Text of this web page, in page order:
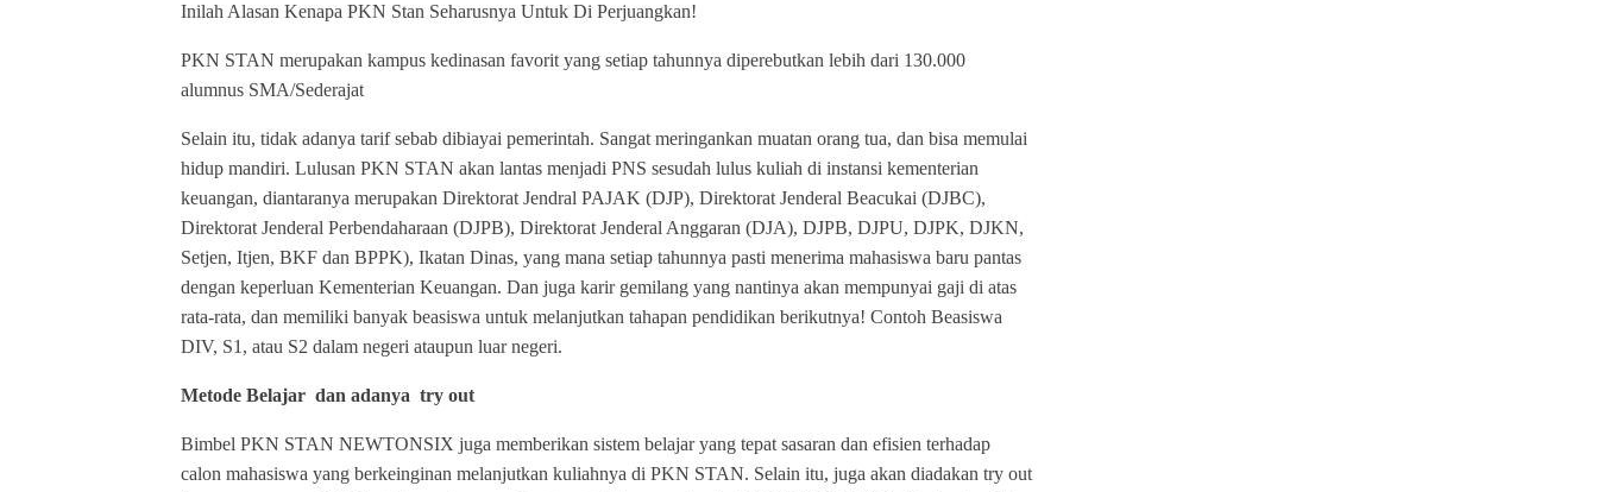
Inilah Alasan Kenapa PKN Stan Seharusnya Untuk Di Perjuangkan!
PKN STAN merupakan kampus kedinasan favorit yang setiap tahunnya diperebutkan lebih dari 130.000
alumnus SMA/Sederajat
Selain itu, tidak adanya tarif sebab dibiayai pemerintah. Sangat meringankan muatan orang tua, dan bisa memulai
hidup mandiri. Lulusan PKN STAN akan lantas menjadi PNS sesudah lulus kuliah di instansi kementerian
keuangan, diantaranya merupakan Direktorat Jendral PAJAK (DJP), Direktorat Jenderal Beacukai (DJBC),
Direktorat Jenderal Perbendaharaan (DJPB), Direktorat Jenderal Anggaran (DJA), DJPB, DJPU, DJPK, DJKN,
Setjen, Itjen, BKF dan BPPK), Ikatan Dinas, yang mana setiap tahunnya pasti menerima mahasiswa baru pantas
dengan keperluan Kementerian Keuangan. Dan juga karir gemilang yang nantinya akan mempunyai gaji di atas
rata-rata, dan memiliki banyak beasiswa untuk melanjutkan tahapan pendidikan berikutnya! Contoh Beasiswa
DIV, S1, atau S2 dalam negeri ataupun luar negeri.
Metode Belajar dan adanya try out
Bimbel PKN STAN NEWTONSIX juga memberikan sistem belajar yang tepat sasaran dan efisien terhadap
calon mahasiswa yang berkeinginan melanjutkan kuliahnya di PKN STAN. Selain itu, juga akan diadakan try out